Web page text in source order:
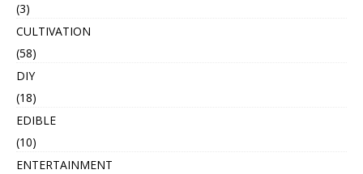
(3)
CULTIVATION
(58)
DIY
(18)
EDIBLE
(10)
ENTERTAINMENT